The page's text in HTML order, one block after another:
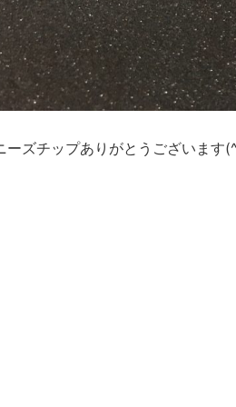
ーズチップありがとうございます